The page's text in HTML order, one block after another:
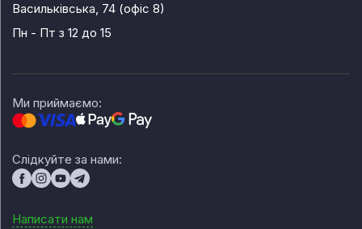
Васильківська, 74 (офіс 8)
Пн - Пт з 12 до 15
Ми приймаємо:
Слідкуйте за нами:
Написати нам